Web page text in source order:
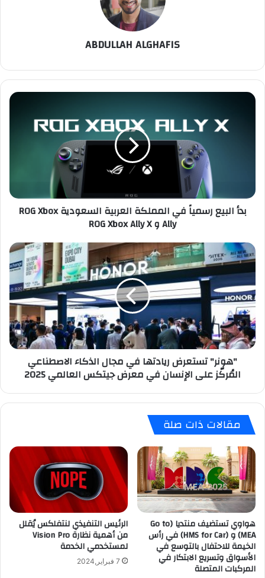
ABDULLAH ALGHAFIS
بدأ
السعودية ROG
Ally و ROG
Xbox
بدأ البيع رسمياً في المملكة العربية السعودية ROG Xbox
Ally و ROG Xbox Ally X
"هونر"
تستعرض
ريادتها
في
مجال
الذكاء
الاصطناعي
المُركّز
على
الإنسان
2025
"هونر" تستعرض ريادتها في مجال الذكاء الاصطناعي
المُركّز على الإنسان في معرض جيتكس العالمي 2025
مقالات ذات صلة
هواوي تستضيف منتديا (Go to
MEA) و (HMS for Car) في رأس
الخيمة للاحتفال بالتوسع في
الأسواق وتسريع الابتكار في
المركبات المتصلة
الرئيس التنفيذي لنتفلكس يُقلل
من أهمية نظارة Vision Pro
لمستخدمي الخدمة
7 فبراير,2024